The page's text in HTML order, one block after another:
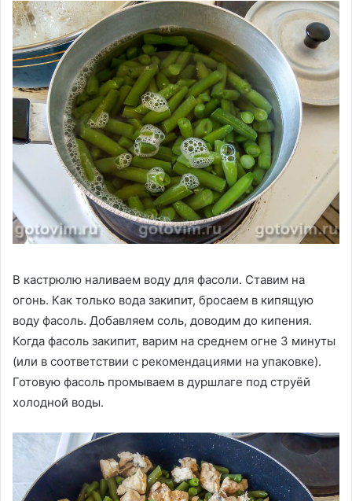
В кастрюлю наливаем воду для фасоли. Ставим на
огонь. Как только вода закипит, бросаем в кипящую
воду фасоль. Добавляем соль, доводим до кипения.
Когда фасоль закипит, варим на среднем огне 3 минуты
(или в соответствии с рекомендациями на упаковке).
Готовую фасоль промываем в дуршлаге под струёй
холодной воды.